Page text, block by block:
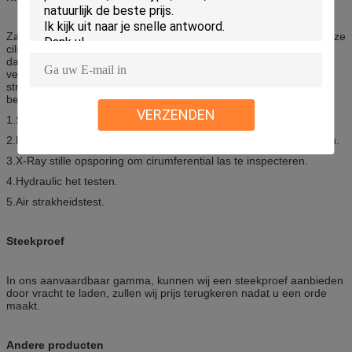
VERZENDEN
Zal de hoogste kwaliteits grondstof worden goedgekeurd, bezit onze
cilinderfabriek ISO9001-certificaat, en wij zijn op dit gebied meer
dan 20 jaar geweest, is ons product bijna over de hele wereld
verkocht, vooral met de markt in Afrika en Azië, het geavanceerde
strikte proces het testen van en het vertrouwen van onze cliënt
beide waarborg onze cilinderkwaliteit:
1.Spectrum analzer om chemische analysia te ontdekken.
2.Mechanical-functie om spanningstest en buigende test te maken.
3.X-Ray stille opsporing om cirumferential las te inspecteren.
4.Hydraulic het testen.
5.Air strakheidstest.
Steekproef
In ons aanvaardbaar gamma, kunnen wij een steekproef aanbieden
door vracht te laden, zullen wij prijs terugkeren nadat u een orde
maakt.
Andere producten